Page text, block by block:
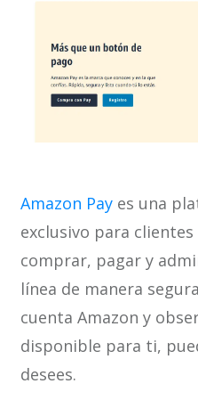
Amazon Payes una
exclusivo para
comprar, pagar y
línea de manera
cuenta Amazon y
disponible para ti,
desees.